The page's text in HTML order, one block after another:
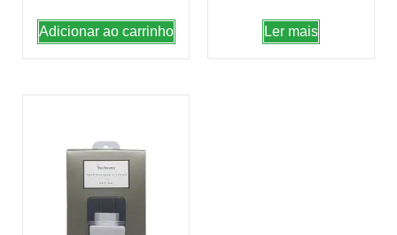
Adicionar ao carrinho Ler mais